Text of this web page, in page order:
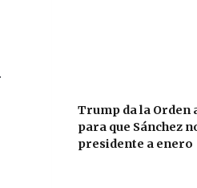
Trump da la Orden
para que Sánchez
presidente a enero